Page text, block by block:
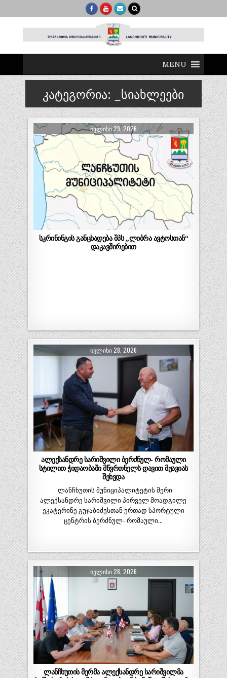
MENU
კატეგორია: _სიახლეები
ᲘᲕᲚᲘᲡᲘ 29, 2026
სკრინინგის განცხადება შპს ,,ლიბრა ავტოსთან“
დაკავშირებით
ᲘᲕᲚᲘᲡᲘ 28, 2026
ალექსანდრე სარიშვილი ბერძნულ- რომაული
სტილით ჭიდაობაში მწვრთნელს დავით მჟავიას
შეხვდა
ლანჩხუთის მუნიციპალიტეტის მერი
ალექსანდრე სარიშვილი პირველ მოადგილე
ეკატერინე გუჯაბიძესთან ერთად სპორტული
ცენტრის ბერძნულ- რომაული…
ᲘᲕᲚᲘᲡᲘ 28, 2026
ლანჩხუთის მერმა ალექსანდრე სარიშვილმა